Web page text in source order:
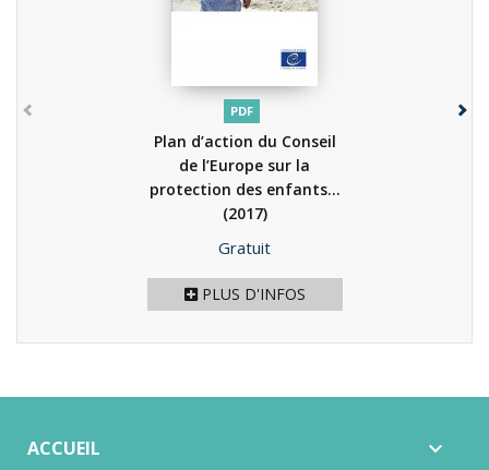
PDF
Plan d’action du Conseil
de l’Europe sur la
protection des enfants...
(2017)
Prix
Gratuit
PLUS D'INFOS
ACCUEIL 